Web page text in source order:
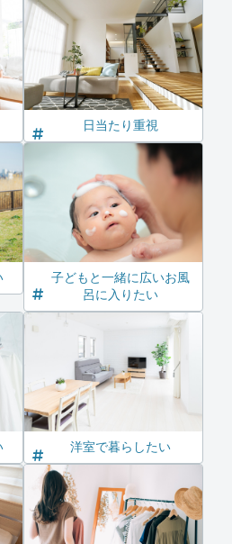
日当たり重視
子どもと一緒に広いお風
呂に入りたい
洋室で暮らしたい